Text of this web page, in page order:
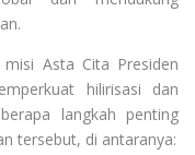
Asta Cita Presiden
hilirisasi dan
langkah penting
tersebut, di antaranya: